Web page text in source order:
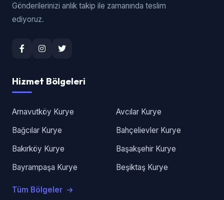
Gönderilerinizi anlık takip ile zamanında teslim
ediyoruz.
Hizmet Bölgeleri
Arnavutköy Kurye
Avcılar Kurye
Bağcılar Kurye
Bahçelievler Kurye
Bakırköy Kurye
Başakşehir Kurye
Bayrampaşa Kurye
Beşiktaş Kurye
Tüm Bölgeler